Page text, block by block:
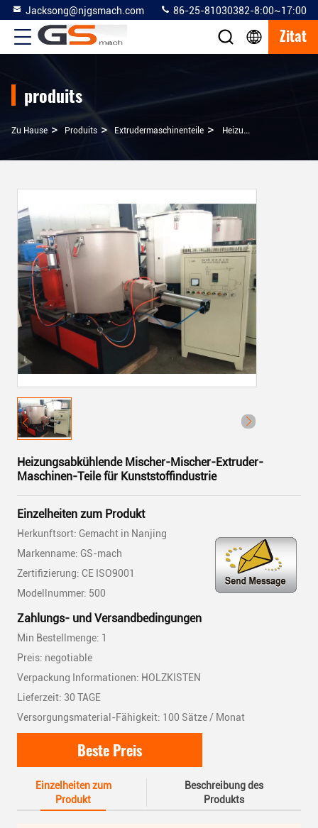
Jacksong@njgsmach.com 86-25-81030382-8:00~17:00
Zitat
produits
Zu Hause > Produits > Extrudermaschinenteile > Heizungsabkühlende Mischer-Mischer-Extruder-Maschinen-Teile Für Kunststoffindustrie
Heizungsabkühlende Mischer-Mischer-Extruder-
Maschinen-Teile für Kunststoffindustrie
Einzelheiten zum Produkt
Herkunftsort: Gemacht in Nanjing
Markenname: GS-mach
Zertifizierung: CE ISO9001
Modellnummer: 500
Zahlungs- und Versandbedingungen
Min Bestellmenge: 1
Preis: negotiable
Verpackung Informationen: HOLZKISTEN
Lieferzeit: 30 TAGE
Versorgungsmaterial-Fähigkeit: 100 Sätze / Monat
Beste Preis
Einzelheiten zum
Produkt
Beschreibung des
Produkts